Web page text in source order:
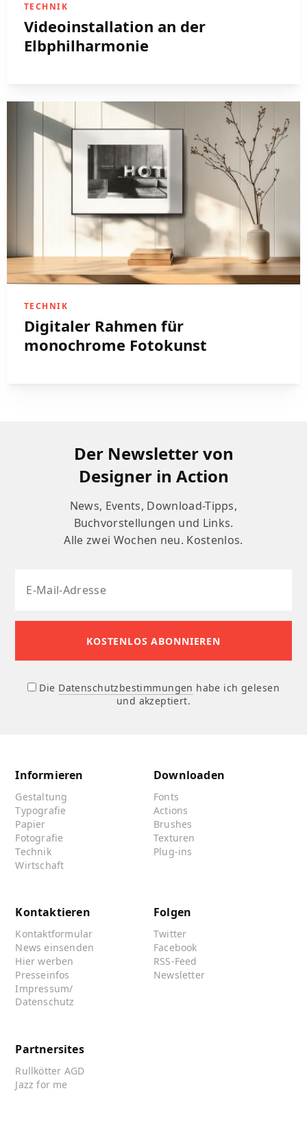
TECHNIK
Videoinstallation an der
Elbphilharmonie
TECHNIK
Digitaler Rahmen für
monochrome Fotokunst
Der Newsletter von
Designer in Action
News, Events, Download-Tipps,
Buchvorstellungen und Links.
Alle zwei Wochen neu. Kostenlos.
Die Datenschutzbestimmungen habe ich gelesen
und akzeptiert.
Informieren
Gestaltung
Typografie
Papier
Fotografie
Technik
Wirtschaft
Downloaden
Fonts
Actions
Brushes
Texturen
Plug-ins
Kontaktieren
Kontaktformular
News einsenden
Hier werben
Presseinfos
Impressum/
Datenschutz
Folgen
Twitter
Facebook
RSS-Feed
Newsletter
Partnersites
Rullkötter AGD
Jazz for me